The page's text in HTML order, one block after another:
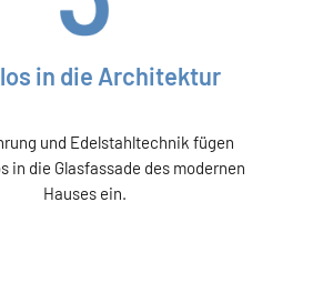
in die Architektur
und Edelstahltechnik fügen
in die Glasfassade des modernen
Hauses ein.